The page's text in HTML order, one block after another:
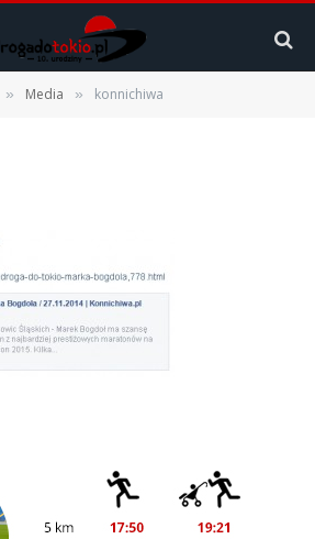
» Media » konnichiwa